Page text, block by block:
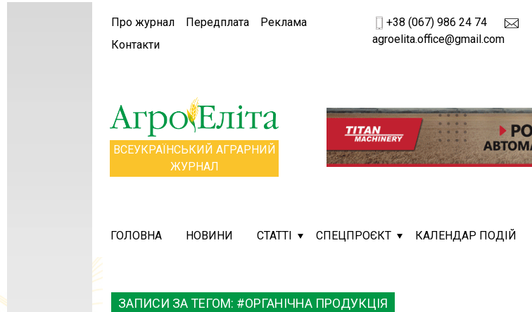
Про журнал Передплата
Реклама
Контакти
+38 (067) 986 24 74
agroelita.office@gmail.com
ВСЕУКРАЇНСЬКИЙ АГРАРНИЙ
ЖУРНАЛ
ГОЛОВНА НОВИНИ СТАТТІ СПЕЦПРОЄКТ КАЛЕНДАР ПОДІЙ
ЗАПИСИ ЗА ТЕГОМ: #ОРГАНІЧНА ПРОДУКЦІЯ